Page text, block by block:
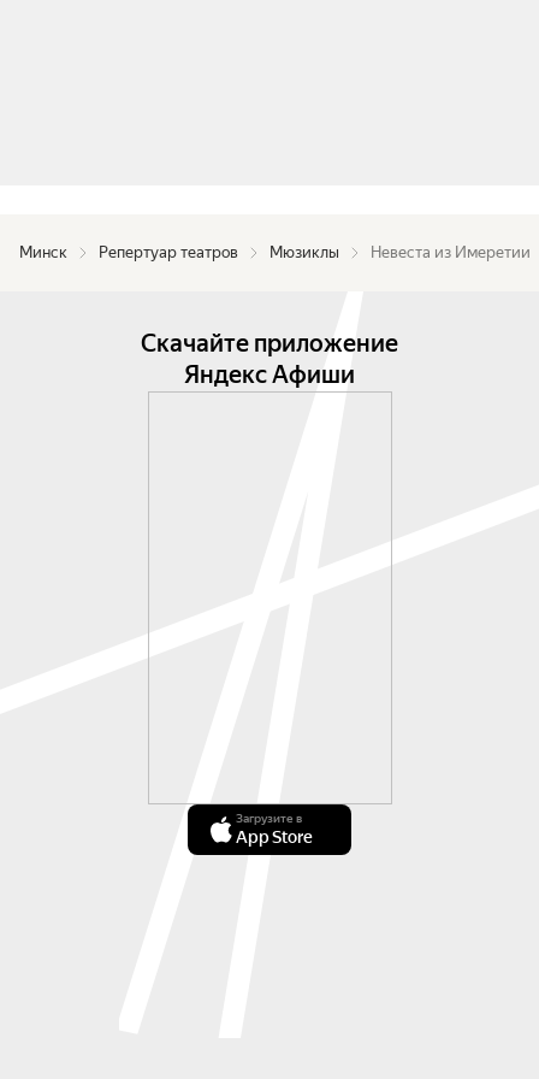
Минск Репертуар театров Мюзиклы Невеста из Имеретии
Скачайте приложение
Яндекс Афиши
Загрузите в
App Store